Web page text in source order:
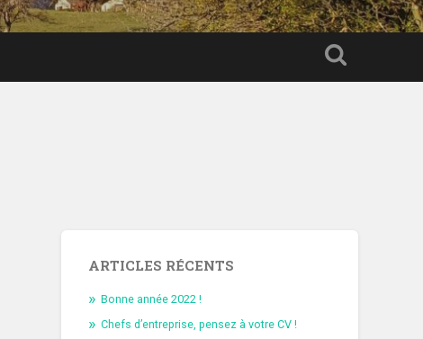
ARTICLES RÉCENTS
Bonne année 2022 !
Chefs d’entreprise, pensez à votre CV !